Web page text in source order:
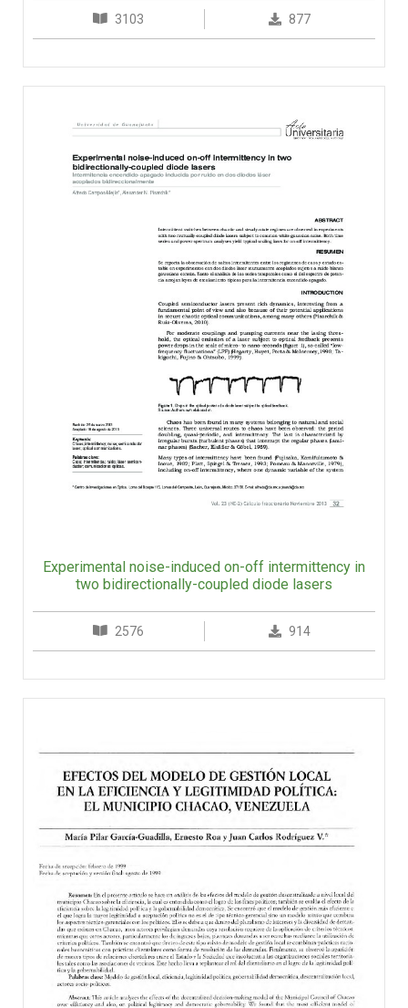
3103 877
Experimental noise-induced on-off intermittency in
two bidirectionally-coupled diode lasers
2576 914